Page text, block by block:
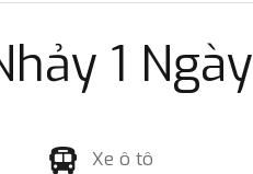
1 Ngày
Xe ô tô